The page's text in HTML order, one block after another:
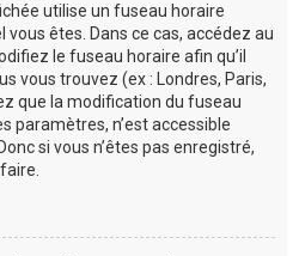
utilise un fuseau horaire
êtes. Dans ce cas, accédez au
le fuseau horaire afin qu’il
vous trouvez (ex : Londres, Paris,
que la modification du fuseau
paramètres, n’est accessible
si vous n’êtes pas enregistré,